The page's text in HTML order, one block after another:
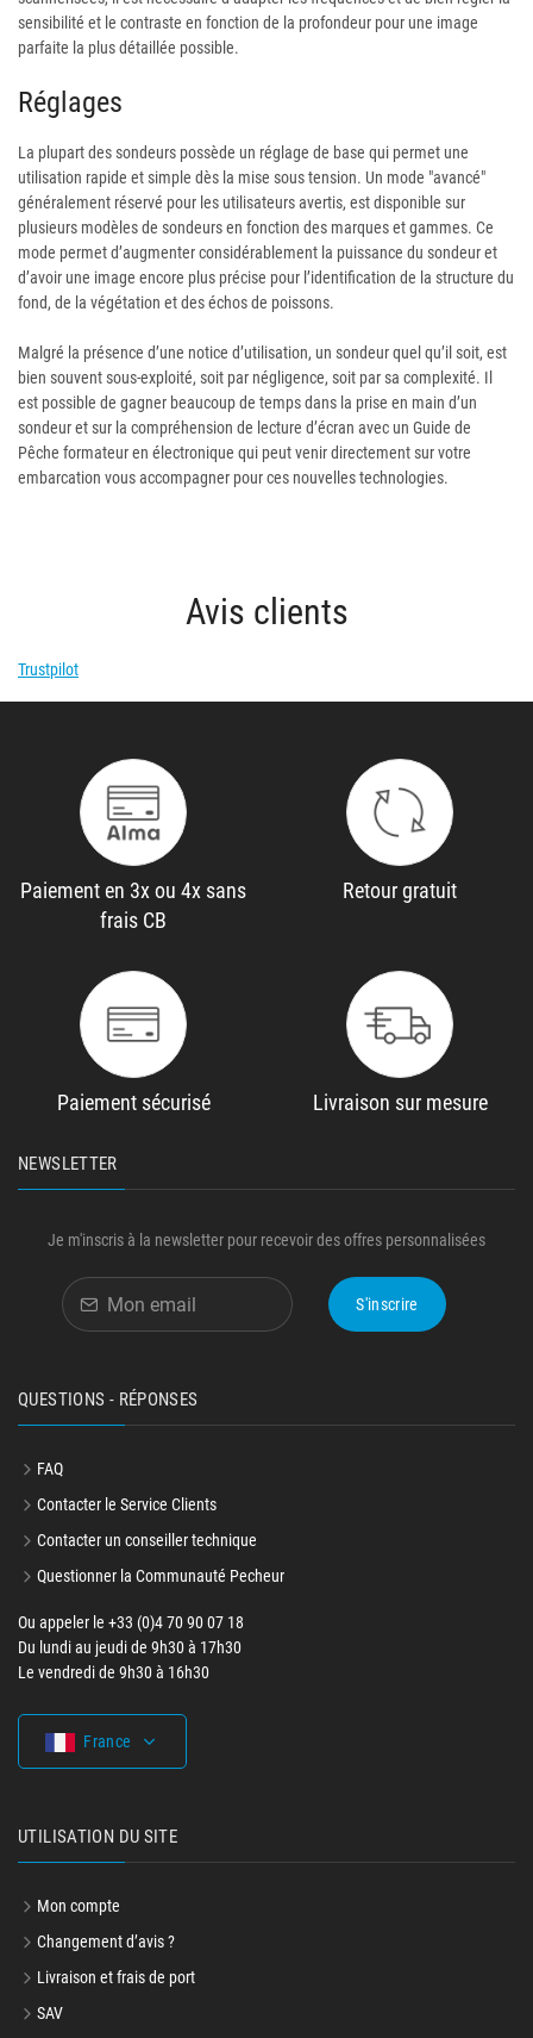
sensibilité et le contraste en fonction de la profondeur pour une image
parfaite la plus détaillée possible.
Réglages
La plupart des sondeurs possède un réglage de base qui permet une
utilisation rapide et simple dès la mise sous tension. Un mode "avancé"
généralement réservé pour les utilisateurs avertis, est disponible sur
plusieurs modèles de sondeurs en fonction des marques et gammes. Ce
mode permet d’augmenter considérablement la puissance du sondeur et
d’avoir une image encore plus précise pour l’identification de la structure du
fond, de la végétation et des échos de poissons.
Malgré la présence d’une notice d’utilisation, un sondeur quel qu’il soit, est
bien souvent sous-exploité, soit par négligence, soit par sa complexité. Il
est possible de gagner beaucoup de temps dans la prise en main d’un
sondeur et sur la compréhension de lecture d’écran avec un Guide de
Pêche formateur en électronique qui peut venir directement sur votre
embarcation vous accompagner pour ces nouvelles technologies.
Avis clients
Trustpilot
Paiement en 3x ou 4x sans
frais CB
Retour gratuit
Paiement sécurisé Livraison sur mesure
NEWSLETTER
Je m'inscris à la newsletter pour recevoir des offres personnalisées
S'inscrire
QUESTIONS - RÉPONSES
FAQ
Contacter le Service Clients
Contacter un conseiller technique
Questionner la Communauté Pecheur
Ou appeler le +33 (0)4 70 90 07 18
Du lundi au jeudi de 9h30 à 17h30
Le vendredi de 9h30 à 16h30
France
UTILISATION DU SITE
Mon compte
Changement d’avis ?
Livraison et frais de port
SAV